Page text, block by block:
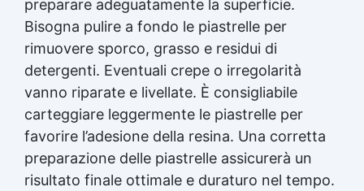
preparare adeguatamente la superficie.
Bisogna pulire a fondo le piastrelle per
rimuovere sporco, grasso e residui di
detergenti. Eventuali crepe o irregolarità
vanno riparate e livellate. È consigliabile
carteggiare leggermente le piastrelle per
favorire l’adesione della resina. Una corretta
preparazione delle piastrelle assicurerà un
risultato finale ottimale e duraturo nel tempo.